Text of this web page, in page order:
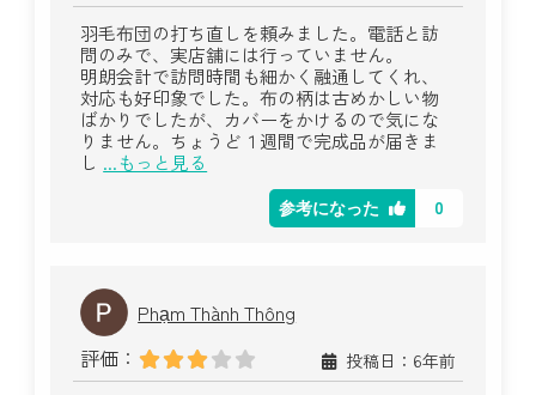
羽毛布団の打ち直しを頼みました。電話と訪
問のみで、実店舗には行っていません。
明朗会計で訪問時間も細かく融通してくれ、
対応も好印象でした。布の柄は古めかしい物
ばかりでしたが、カバーをかけるので気にな
りません。ちょうど１週間で完成品が届きま
し ...もっと見る
参考になった 0
Phạm Thành Thông
評価：
投稿日：6年前